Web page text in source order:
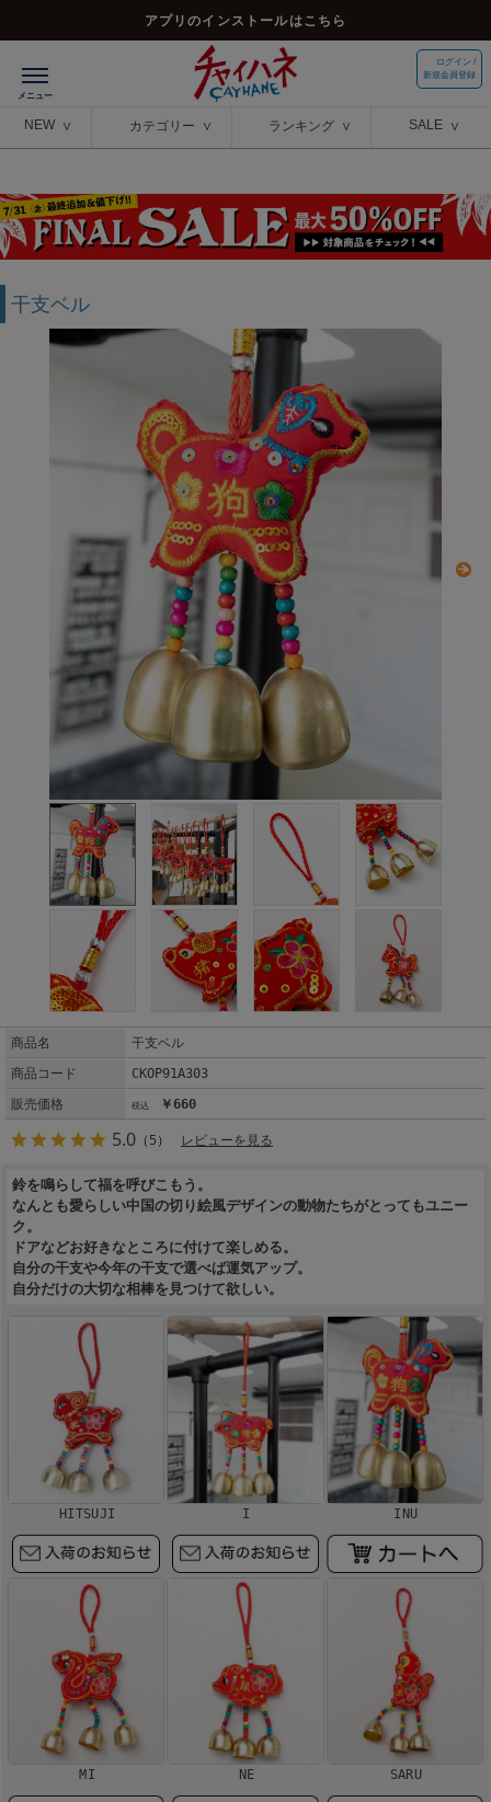
アプリのインストールはこちら
ログイン /
新規会員登録
NEW カテゴリー ランキング SALE
干支ベル
商品名
干支ベル
商品コード
CKOP91A303
販売価格
￥660
5.0 （5） レビューを見る
鈴を鳴らして福を呼びこもう。
なんとも愛らしい中国の切り絵風デザインの動物たちがとってもユニー
ク。
ドアなどお好きなところに付けて楽しめる。
自分の干支や今年の干支で選べば運気アップ。
自分だけの大切な相棒を見つけて欲しい。
HITSUJI I INU
MI NE SARU